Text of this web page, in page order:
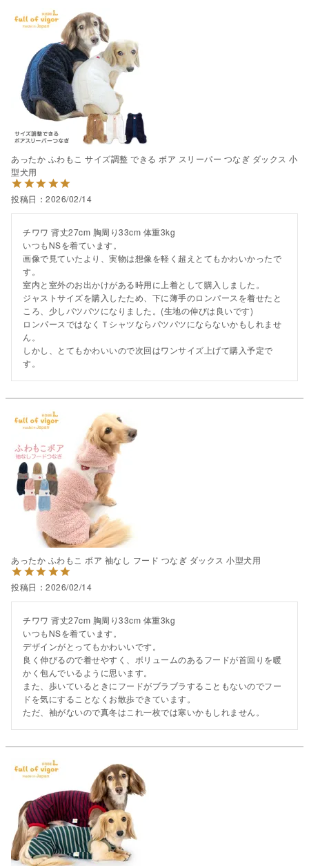
あったか ふわもこ サイズ調整 できる ボア スリーパー つなぎ ダックス 小
型犬用
投稿日 2026/02/14
チワワ 背丈27cm 胸周り33cm 体重3kg
いつもNSを着ています。
画像で見ていたより、実物は想像を軽く超えとてもかわいかったで
す。
室内と室外のお出かけがある時用に上着として購入しました。
ジャストサイズを購入したため、下に薄手のロンパースを着せたと
ころ、少しパツパツになりました。(生地の伸びは良いです)
ロンパースではなくＴシャツならパツパツにならないかもしれませ
ん。
しかし、とてもかわいいので次回はワンサイズ上げて購入予定で
す。
あったか ふわもこ ボア 袖なし フード つなぎ ダックス 小型犬用
投稿日 2026/02/14
チワワ 背丈27cm 胸周り33cm 体重3kg
いつもNSを着ています。
デザインがとってもかわいいです。
良く伸びるので着せやすく、ボリュームのあるフードが首回りを暖
かく包んでいるように思います。
また、歩いているときにフードがブラブラすることもないのでフー
ドを気にすることなくお散歩できています。
ただ、袖がないので真冬はこれ一枚では寒いかもしれません。